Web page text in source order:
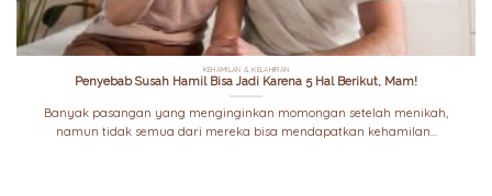
KEHAMILAN & KELAHIRAN
Penyebab Susah Hamil Bisa Jadi Karena 5 Hal Berikut, Mam!
Banyak pasangan yang menginginkan momongan setelah menikah,
namun tidak semua dari mereka bisa mendapatkan kehamilan...